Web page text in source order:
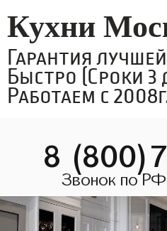
Кухни
Гарантия
Быстро (Сроки 3
Работаем с
8
Звонок по РФ